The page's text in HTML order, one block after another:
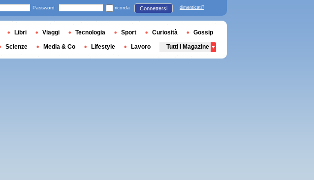
Password ricorda Connettersi dimenticati?
Libri Viaggi Tecnologia Sport Curiosità Gossip
Scienze Media & Co Lifestyle Lavoro Tutti i Magazine